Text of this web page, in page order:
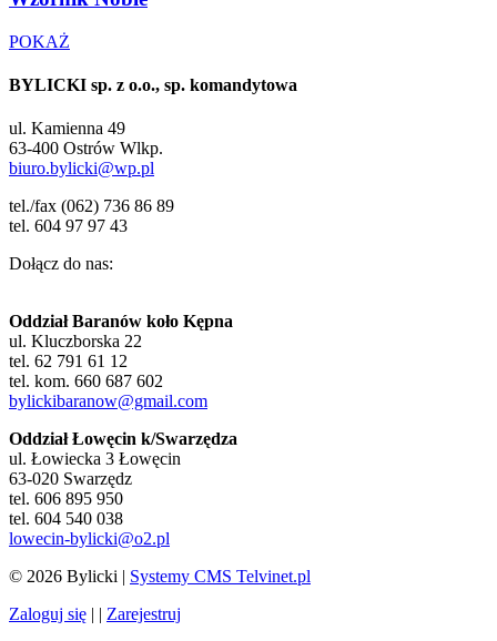
POKAŻ
BYLICKI sp. z o.o., sp. komandytowa
ul. Kamienna 49
63-400 Ostrów Wlkp.
biuro.bylicki@wp.pl
tel./fax (062) 736 86 89
tel. 604 97 97 43
Dołącz do nas:
Oddział Baranów koło Kępna
ul. Kluczborska 22
tel. 62 791 61 12
tel. kom. 660 687 602
bylickibaranow@gmail.com
Oddział Łowęcin k/Swarzędza
ul. Łowiecka 3 Łowęcin
63-020 Swarzędz
tel. 606 895 950
tel. 604 540 038
lowecin-bylicki@o2.pl
© 2026 Bylicki | Systemy CMS Telvinet.pl
Zaloguj się | | Zarejestruj